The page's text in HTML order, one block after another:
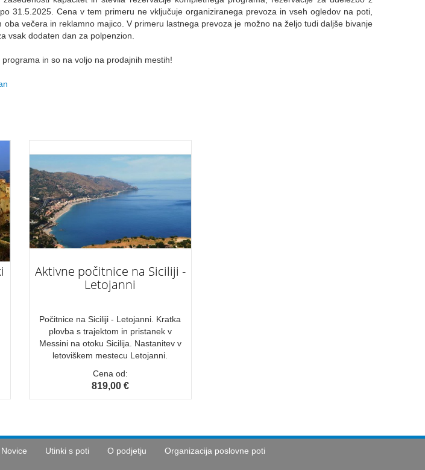
31.5.2025. Cena v tem primeru ne vključuje organiziranega prevoza in vseh ogledov na poti,
večera in reklamno majico. V primeru lastnega prevoza je možno na željo tudi daljše bivanje
vsak dodaten dan za polpenzion.
in so na voljo na prodajnih mestih!
Aktivne počitnice na Siciliji -
Letojanni
Počitnice na Siciliji - Letojanni. Kratka
plovba s trajektom in pristanek v
Messini na otoku Sicilija. Nastanitev v
letoviškem mestecu Letojanni.
Cena od:
819,00 €
Novice Utinki s poti O podjetju Organizacija poslovne poti